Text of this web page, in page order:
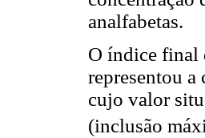
analfabetas.
O índice final
representou a
cujo valor
(inclusão